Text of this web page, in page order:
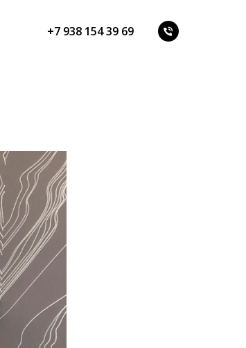
+7 938 154 39 69